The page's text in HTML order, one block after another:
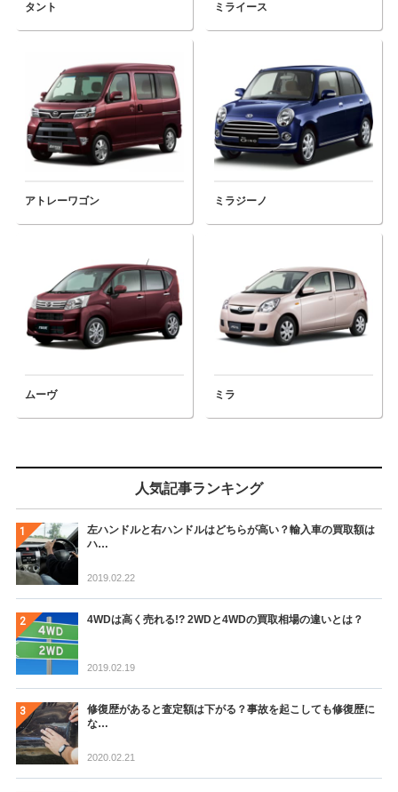
タント ミライース
アトレーワゴン ミラジーノ
ムーヴ ミラ
人気記事ランキング
左ハンドルと右ハンドルはどちらが高い？輸入車の買取額は
ハ…
2019.02.22
4WDは高く売れる!? 2WDと4WDの買取相場の違いとは？
2019.02.19
修復歴があると査定額は下がる？事故を起こしても修復歴に
な…
2020.02.21